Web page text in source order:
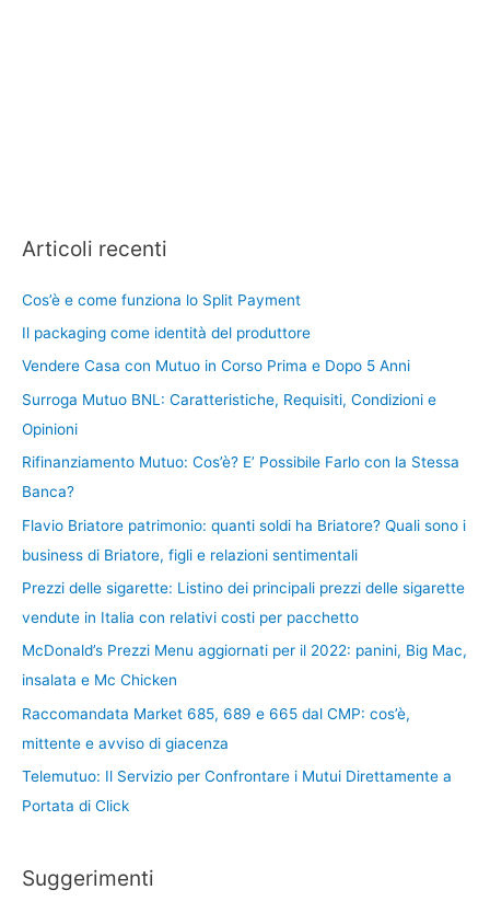
Articoli recenti
Cos’è e come funziona lo Split Payment
Il packaging come identità del produttore
Vendere Casa con Mutuo in Corso Prima e Dopo 5 Anni
Surroga Mutuo BNL: Caratteristiche, Requisiti, Condizioni e
Opinioni
Rifinanziamento Mutuo: Cos’è? E’ Possibile Farlo con la Stessa
Banca?
Flavio Briatore patrimonio: quanti soldi ha Briatore? Quali sono i
business di Briatore, figli e relazioni sentimentali
Prezzi delle sigarette: Listino dei principali prezzi delle sigarette
vendute in Italia con relativi costi per pacchetto
McDonald’s Prezzi Menu aggiornati per il 2022: panini, Big Mac,
insalata e Mc Chicken
Raccomandata Market 685, 689 e 665 dal CMP: cos’è,
mittente e avviso di giacenza
Telemutuo: Il Servizio per Confrontare i Mutui Direttamente a
Portata di Click
Suggerimenti